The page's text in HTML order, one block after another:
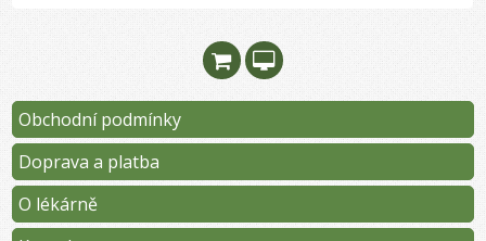
Obchodní podmínky
Doprava a platba
O lékárně